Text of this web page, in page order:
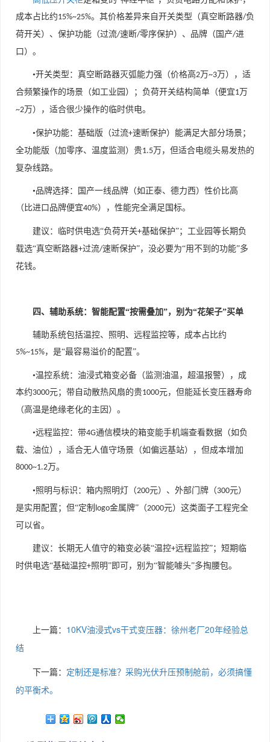
成本占比约15%~25%。其价格差异来自开关类型（真空断路器/负
荷开关）、保护功能（过流/速断/零序保护）、品牌（国产/进
口）。
•开关类型：真空断路器灭弧能力强（价格高2万~3万），适
合频繁操作的场景（如工业园）；负荷开关结构简单（便宜1万
~2万），适合很少操作的临时供电。
•保护功能：基础版（过流+速断保护）能满足大部分场景；
全功能版（加零序、温度监测）贵1.5万，但适合电缆头易发热的
复杂线路。
•品牌选择：国产一线品牌（如正泰、德力西）性价比高
（比进口品牌便宜40%），性能完全满足国标。
建议：临时供电选“负荷开关+基础保护”；工业园等长期负
载选“真空断路器+过流/速断保护”，没必要为“用不到的功能”多
花钱。
四、辅助系统：智能配置“按需叠加”，别为“花架子”买单
辅助系统包括温控、照明、远程监控等，成本占比约
5%~15%，是“最容易溢价的配置”。
•温控系统：油浸式箱变必备（监测油温，超温报警），成
本约3000元；带自动散热风扇的贵1000元，但能延长变压器寿命
（高温是绝缘老化的主因）。
•远程监控：带4G通信模块的箱变能手机端查看数据（如负
载、油位），适合无人值守场景（如偏远基站），但成本增加
8000~1.2万。
•照明与标识：箱内照明灯（200元）、外部门牌（300元）
是实用配置；但“定制 logo金属牌”（2000元）这类面子工程完全
可以省。
建议：长期无人值守的箱变必装“温控+远程监控”；短期临
时供电选“基础温控+照明”即可，别为“智能噱头”多掏腰包。
上一篇： 10KV油浸式vs干式变压器：徐州老厂20年经验总
结
下一篇： 定制还是标准？采购光伏升压预制舱前，必须搞懂
的平衡术。